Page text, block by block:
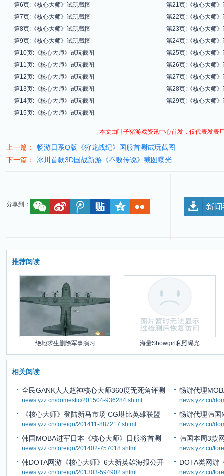
第6页:《核心大师》试玩截图
第21页:《核心大师
第7页:《核心大师》试玩截图
第22页:《核心大师
第8页:《核心大师》试玩截图
第23页:《核心大师
第9页:《核心大师》试玩截图
第24页:《核心大师
第10页:《核心大师》试玩截图
第25页:《核心大师
第11页:《核心大师》试玩截图
第26页:《核心大师
第12页:《核心大师》试玩截图
第27页:《核心大师
第13页:《核心大师》试玩截图
第28页:《核心大师
第14页:《核心大师》试玩截图
第29页:《核心大师
第15页:《核心大师》试玩截图
本文由叶子猪游戏资讯中心首发，仅代表发表
上一篇：
畅游日系Q版《狩龙战纪》国服首测试玩截图
下一篇：
冰川首款3D国战新游《不败传说》截图曝光
分享到：
推荐阅读
绝地求生删除军事演习 海量Showgirl私照曝光
相关阅读
全民GANK人人超神核心大师360度无死角评测
news.yzz.cn/domestic/201504-936284.shtml
畅游代理
news.yzz.cn/
《核心大师》登陆新马市场 CG堪比英雄联盟
news.yzz.cn/foreign/201411-887217.shtml
畅游代理韩国
news.yzz.cn/
韩国MOBA进军日本《核心大师》日服将首测
news.yzz.cn/foreign/201402-757018.shtml
韩国本周3款
news.yzz.cn/
韩DOTA网游《核心大师》6大新英雄海报公开
news.yzz.cn/foreign/201303-594902.shtml
DOTA类网游
news.yzz.cn/